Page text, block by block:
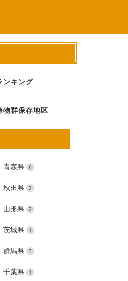
ンキング
物群保存地区
青森県 6
秋田県 2
山形県 2
茨城県 1
群馬県 3
千葉県 1